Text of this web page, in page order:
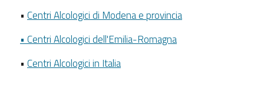
• Centri Alcologici di Modena e provincia
• Centri Alcologici dell'Emilia-Romagna
• Centri Alcologici in Italia